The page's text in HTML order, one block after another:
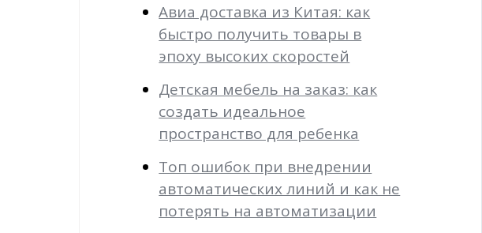
Авиа доставка из Китая: как
быстро получить товары в
эпоху высоких скоростей
Детская мебель на заказ: как
создать идеальное
пространство для ребенка
Топ ошибок при внедрении
автоматических линий и как не
потерять на автоматизации